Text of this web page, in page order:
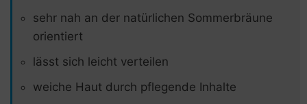
sehr nah an der natürlichen Sommerbräune
orientiert
lässt sich leicht verteilen
weiche Haut durch pflegende Inhalte